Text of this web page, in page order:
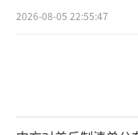
2026-08-05 22:55:47